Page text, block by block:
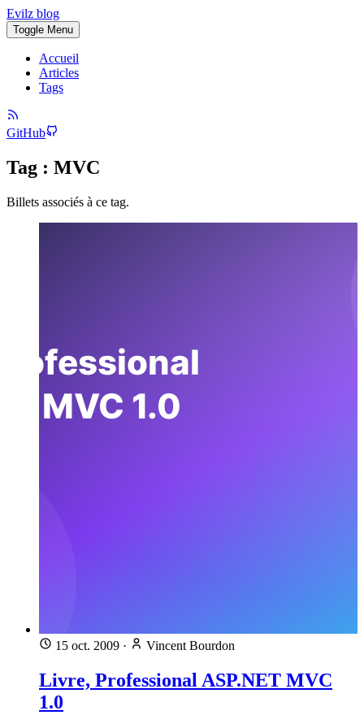
Evilz blog
Toggle Menu
Accueil
Articles
Tags
GitHub
Tag : MVC
Billets associés à ce tag.
15 oct. 2009 · Vincent Bourdon
Livre, Professional ASP.NET MVC
1.0